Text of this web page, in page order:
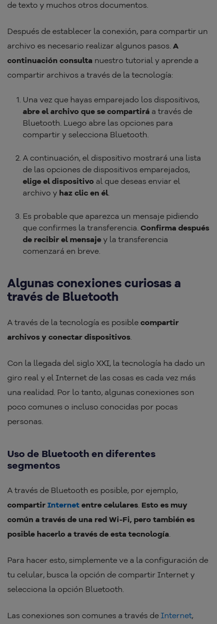
de texto y muchos otros documentos.
Después de establecer la conexión, para compartir un
archivo es necesario realizar algunos pasos. A
continuación consulta nuestro tutorial y aprende a
compartir archivos a través de la tecnología:
Una vez que hayas emparejado los dispositivos,
abre el archivo que se compartirá a través de
Bluetooth. Luego abre las opciones para
compartir y selecciona Bluetooth.
A continuación, el dispositivo mostrará una lista
de las opciones de dispositivos emparejados,
elige el dispositivo al que deseas enviar el
archivo y haz clic en él.
Es probable que aparezca un mensaje pidiendo
que confirmes la transferencia. Confirma después
de recibir el mensaje y la transferencia
comenzará en breve.
Algunas conexiones curiosas a
través de Bluetooth
A través de la tecnología es posible compartir
archivos y conectar dispositivos
Con la llegada del siglo XXI, la tecnología ha dado un
giro real y el Internet de las cosas es cada vez más
una realidad. Por lo tanto, algunas conexiones son
poco comunes o incluso conocidas por pocas
personas.
Uso de Bluetooth en diferentes
segmentos
A través de Bluetooth es posible, por ejemplo,
compartir Internet entre celulares Esto es muy
común a través de una red Wi-Fi, pero también es
posible hacerlo a través de esta tecnología
Para hacer esto, simplemente ve a la configuración de
tu celular, busca la opción de compartir Internet y
selecciona la opción Bluetooth.
Las conexiones son comunes a través de Internet,